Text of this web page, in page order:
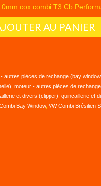
cox combi T3 Cb
AU PANIER
autres pièces de rechange (bay
moteur - autres pièces de
et divers (clipper) quincaillerie et
Bay Window, VW Combi Brésilien